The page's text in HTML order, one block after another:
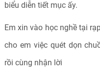
biểu diễn tiết mục ấy.
Em xin vào học nghề tại
cho em việc quét dọn
rồi cùng nhận lời